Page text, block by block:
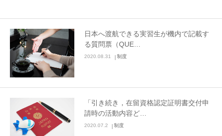
日本へ渡航できる実習生が機内で記載す
る質問票（QUE…
2020.08.31 制度
「引き続き，在留資格認定証明書交付申
請時の活動内容ど…
2020.07.2 制度